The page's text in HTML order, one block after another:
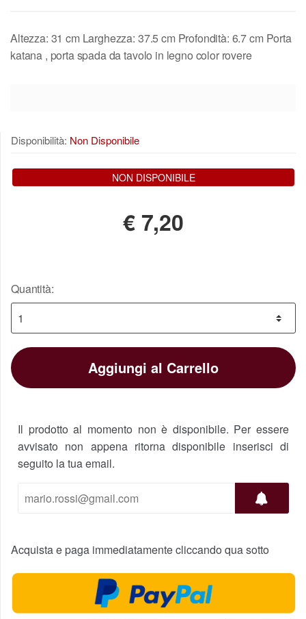
Altezza: 31 cm Larghezza: 37.5 cm Profondità: 6.7 cm Porta
katana , porta spada da tavolo in legno color rovere
Disponibilità: Non Disponibile
NON DISPONIBILE
€ 7,20
Quantità:
Aggiungi al Carrello
Il prodotto al momento non è disponibile. Per essere
avvisato non appena ritorna disponibile inserisci di
seguito la tua email.
Acquista e paga immediatamente cliccando qua sotto